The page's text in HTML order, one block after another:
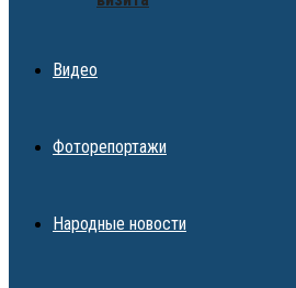
Видео
Фоторепортажи
Народные новости